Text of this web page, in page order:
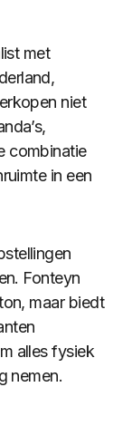
met
niet
combinatie
in een
Fonteyn
maar biedt
alles fysiek
nemen.